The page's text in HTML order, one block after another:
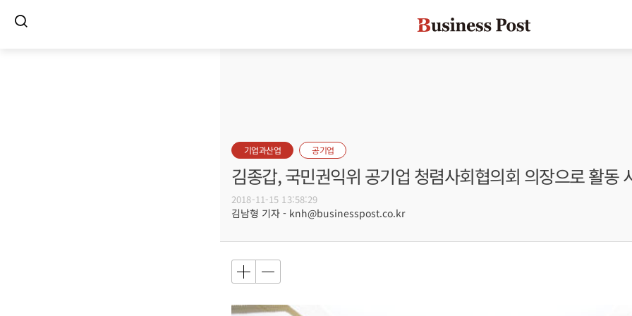
기업과산업 공기업
김종갑, 국민권익위 공기업 청렴사회협의회 의장으로 활동
2018-11-15 13:58:29
김남형 기자 - knh@businesspost.co.kr